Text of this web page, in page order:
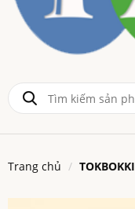
Trang chủ